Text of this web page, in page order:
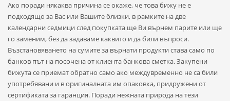
Ако поради някаква причина се окаже, че това бижу не е
подходящо за Вас или Вашите близки, в рамките на две
календарни седмици след покупката ще Ви върнем парите или ще
го заменим, без да задаваме каквито и да били въпроси.
Възстановяването на сумите за върнати продукти става само по
банков път на посочена от клиента банкова сметка. Закупени
бижута се приемат обратно само ако междувременно не са били
употребявани и в оригиналната им опаковка, придружени от
сертификата за гаранция. Поради нежната природа на тези